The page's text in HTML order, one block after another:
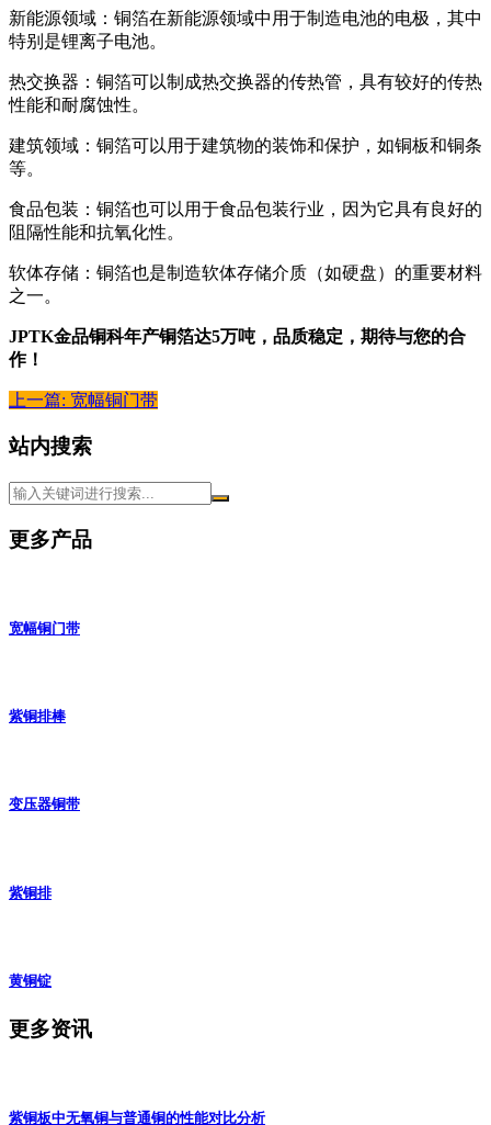
新能源领域：铜箔在新能源领域中用于制造电池的电极，其中
特别是锂离子电池。
热交换器：铜箔可以制成热交换器的传热管，具有较好的传热
性能和耐腐蚀性。
建筑领域：铜箔可以用于建筑物的装饰和保护，如铜板和铜条
等。
食品包装：铜箔也可以用于食品包装行业，因为它具有良好的
阻隔性能和抗氧化性。
软体存储：铜箔也是制造软体存储介质（如硬盘）的重要材料
之一。
JPTK金品铜科年产铜箔达5万吨，品质稳定，期待与您的合
作！
上一篇: 宽幅铜门带
站内搜索
更多产品
宽幅铜门带
紫铜排棒
变压器铜带
紫铜排
黄铜锭
更多资讯
紫铜板中无氧铜与普通铜的性能对比分析